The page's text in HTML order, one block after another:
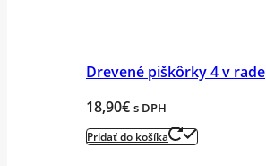
Drevené piškôrky 4 v rade
18,90€ s DPH
Pridať do košíka